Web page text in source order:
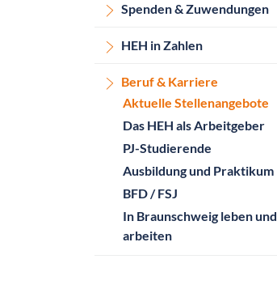
Spenden & Zuwendungen
HEH in Zahlen
Beruf & Karriere
Aktuelle Stellenangebote
Das HEH als Arbeitgeber
PJ-Studierende
Ausbildung und Praktikum
BFD / FSJ
In Braunschweig leben und
arbeiten